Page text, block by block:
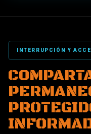
INTERRUPCIÓN Y